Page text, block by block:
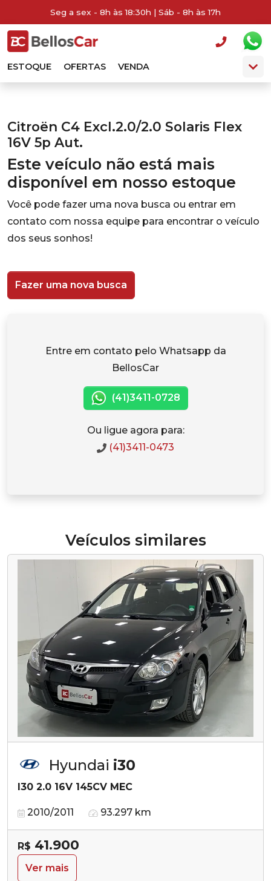
Seg a sex - 8h às 18:30h | Sáb - 8h às 17h
ESTOQUE OFERTAS VENDA
Citroën C4 Excl.2.0/2.0 Solaris Flex
16V 5p Aut.
Este veículo não está mais
disponível em nosso estoque
Você pode fazer uma nova busca ou entrar em
contato com nossa equipe para encontrar o veículo
dos seus sonhos!
Fazer uma nova busca
Entre em contato pelo Whatsapp da
BellosCar
(41)3411-0728
Ou ligue agora para:
(41)3411-0473
Veículos similares
Hyundai i30
I30 2.0 16V 145CV MEC
2010/2011 93.297 km
R$ 41.900
Ver mais